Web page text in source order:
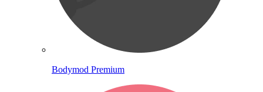
Bodymod Premium